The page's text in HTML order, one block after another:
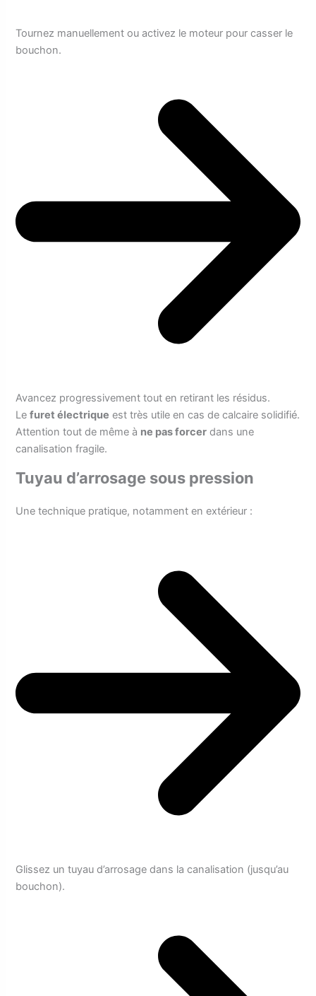
Tournez manuellement ou activez le moteur pour casser le
bouchon.
Avancez progressivement tout en retirant les résidus.
Lefuret électrique est très utile en cas de calcaire solidifié.
Attention tout de même à ne pas forcer dans une
canalisation fragile.
Tuyau d’arrosage sous pression
Une technique pratique, notamment en extérieur :
Glissez un tuyau d’arrosage dans la canalisation (jusqu’au
bouchon).